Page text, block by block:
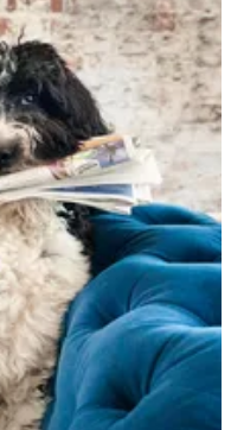
goede stap is, zodat jij
weer écht thuiskomt. In